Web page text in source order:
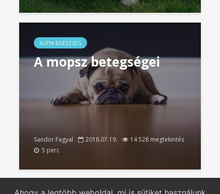
KUTYA EGÉSZSÉG
A mopsz betegségei
Sandor Fagyal 2018.07.19.
14 528 megtekintés
5 perc